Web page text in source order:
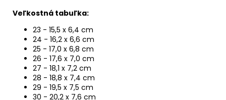
Veľkostná tabuľka:
23 - 15,5 x 6,4 cm
24 - 16,2 x 6,6 cm
25 - 17,0 x 6,8 cm
26 - 17,6 x 7,0 cm
27 - 18,1 x 7,2 cm
28 - 18,8 x 7,4 cm
29 - 19,5 x 7,5 cm
30 - 20,2 x 7,6 cm